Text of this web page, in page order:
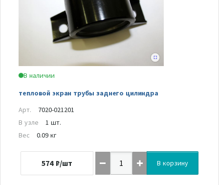
В наличии
тепловой экран трубы заднего цилиндра
Арт.
7020-021201
В узле
1 шт.
Вес
0.09 кг
574 ₽/шт В корзину